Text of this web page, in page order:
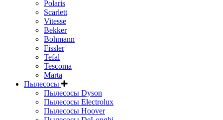
Polaris
Scarlett
Vitesse
Bekker
Bohmann
Fissler
Tefal
Tescoma
Marta
Пылесосы
Пылесосы Dyson
Пылесосы Electrolux
Пылесосы Hoover